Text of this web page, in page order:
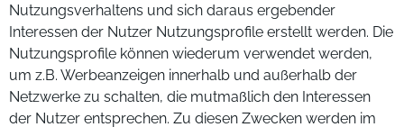
Nutzungsverhaltens und sich daraus ergebender
Interessen der Nutzer Nutzungsprofile erstellt werden. Die
Nutzungsprofile können wiederum verwendet werden,
um z.B. Werbeanzeigen innerhalb und außerhalb der
Netzwerke zu schalten, die mutmaßlich den Interessen
der Nutzer entsprechen. Zu diesen Zwecken werden im